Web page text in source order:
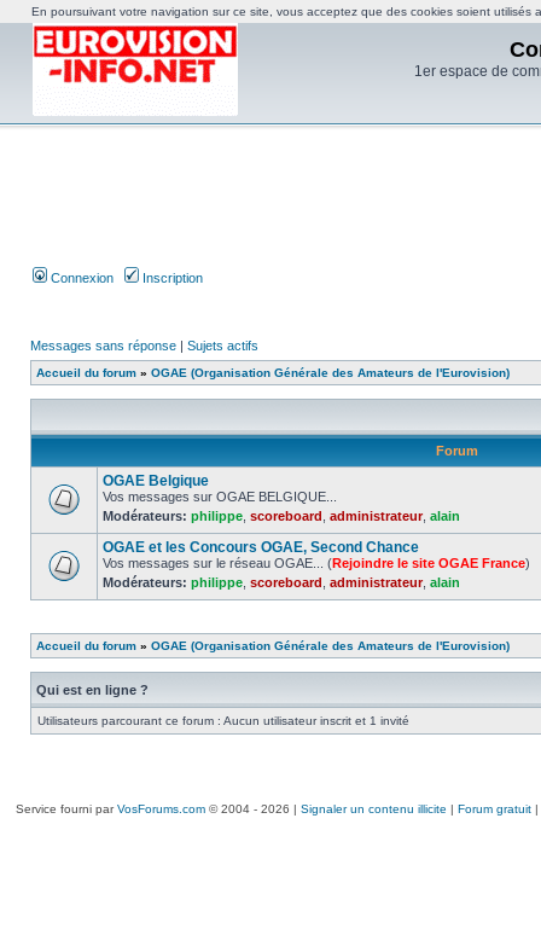
1er espace de
Connexion Inscription
Messages sans réponse | Sujets actifs
Accueil du forum » OGAE (Organisation Générale des Amateurs de l'Eurovision)
Forum
OGAE Belgique
Vos messages sur OGAE BELGIQUE...
Modérateurs: philippe scoreboard administrateur, alain
OGAE et les Concours OGAE, Second Chance
Vos messages sur le réseau OGAE... (Rejoindre le site OGAE France)
Modérateurs: philippe scoreboard administrateur, alain
Accueil du forum » OGAE (Organisation Générale des Amateurs de l'Eurovision)
Qui est en ligne ?
Utilisateurs parcourant ce forum : Aucun utilisateur inscrit et 1 invité
Service fourni parVosForums.com© 2004 - 2026 | Signaler un contenu illicite | Forum gratuit|
En poursuivant votre navigation sur ce site, vous acceptez que des cookies soient